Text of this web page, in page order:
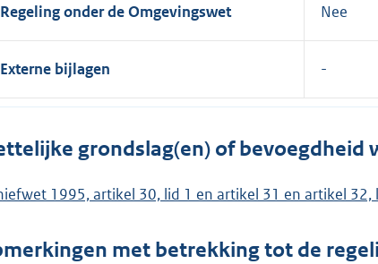
Regeling onder de Omgevingswet Nee
Externe bijlagen
grondslag(en) of bevoegdheid
1995, artikel 30, lid 1 en artikel 31 en artikel 32,
met betrekking tot de